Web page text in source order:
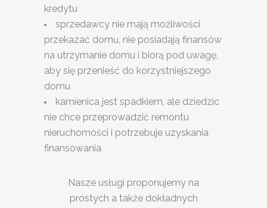
kredytu
sprzedawcy nie mają możliwości
przekazać domu, nie posiadają finansów
na utrzymanie domu i biorą pod uwagę,
aby się przenieść do korzystniejszego
domu
kamienica jest spadkiem, ale dziedzic
nie chce przeprowadzić remontu
nieruchomości i potrzebuje uzyskania
finansowania
Nasze usługi proponujemy na
prostych a także dokładnych